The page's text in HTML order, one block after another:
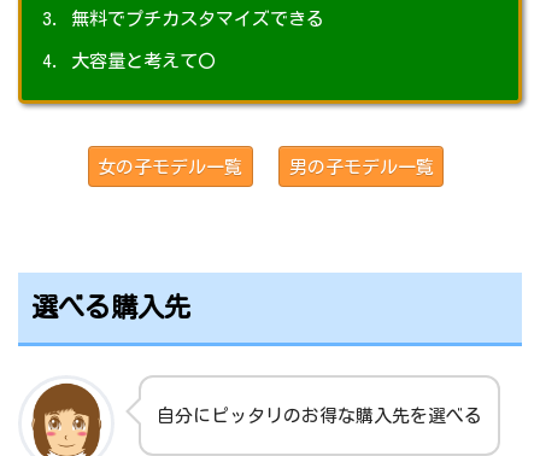
無料でプチカスタマイズできる
大容量と考えて〇
女の子モデル一覧 男の子モデル一覧
選べる購入先
自分にピッタリのお得な購入先を選べる